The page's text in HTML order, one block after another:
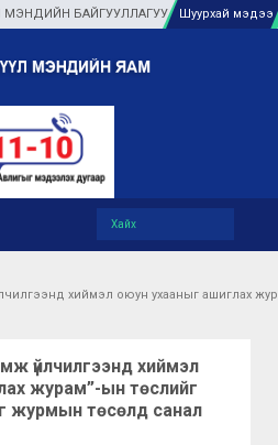
БАЙГУУЛЛАГУУДАД ТУЛГАМДАЖ
Шуурхай мэдээ
хиймэл оюун ухааныг ашиглах
үйлчилгээнд хиймэл
журам”-ын төслийг
журмын төсөлд санал